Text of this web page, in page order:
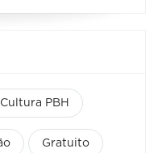
Cultura PBH
Gratuito